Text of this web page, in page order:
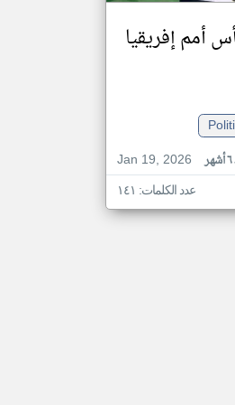
أمم إفريقيا
Jan 19, 2026
عدد الكلمات: ١٤١